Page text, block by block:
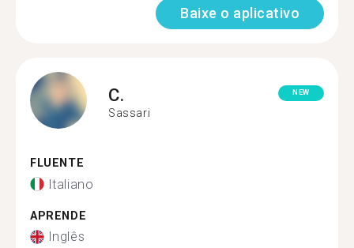
Baixe o aplicativo
C.
Sassari
NEW
FLUENTE
Italiano
APRENDE
Inglês